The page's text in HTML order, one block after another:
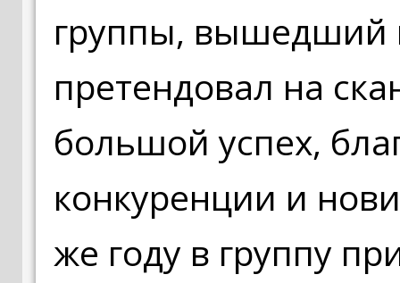
группы, вышедший
претендовал на
большой успех,
конкуренции и
же году в группу